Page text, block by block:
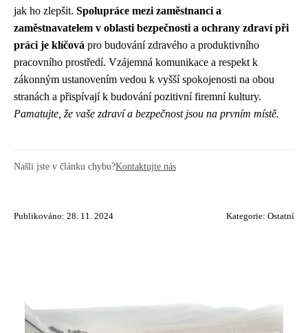
jak ho zlepšit. Spolupráce mezi zaměstnanci a
zaměstnavatelem v oblasti bezpečnosti a ochrany zdraví při
práci je klíčová pro budování zdravého a produktivního
pracovního prostředí. Vzájemná komunikace a respekt k
zákonným ustanovením vedou k vyšší spokojenosti na obou
stranách a přispívají k budování pozitivní firemní kultury.
Pamatujte, že vaše zdraví a bezpečnost jsou na prvním místě.
Našli jste v článku chybu?Kontaktujte nás
Publikováno: 28. 11. 2024 Kategorie: Ostatní